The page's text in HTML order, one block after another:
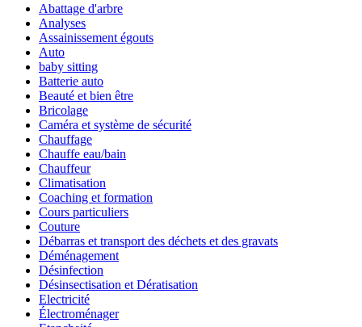
Abattage d'arbre
Analyses
Assainissement égouts
Auto
baby sitting
Batterie auto
Beauté et bien être
Bricolage
Caméra et système de sécurité
Chauffage
Chauffe eau/bain
Chauffeur
Climatisation
Coaching et formation
Cours particuliers
Couture
Débarras et transport des déchets et des gravats
Déménagement
Désinfection
Désinsectisation et Dératisation
Electricité
Électroménager